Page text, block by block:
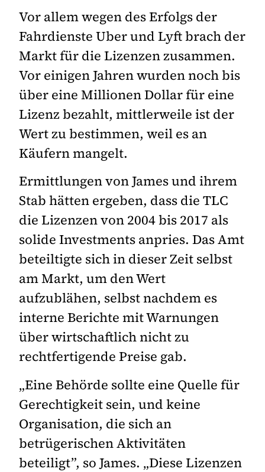
Vor allem wegen des Erfolgs der
Fahrdienste Uber und Lyft brach der
Markt für die Lizenzen zusammen.
Vor einigen Jahren wurden noch bis
über eine Millionen Dollar für eine
Lizenz bezahlt, mittlerweile ist der
Wert zu bestimmen, weil es an
Käufern mangelt.
Ermittlungen von James und ihrem
Stab hätten ergeben, dass die TLC
die Lizenzen von 2004 bis 2017 als
solide Investments anpries. Das Amt
beteiltigte sich in dieser Zeit selbst
am Markt, um den Wert
aufzublähen, selbst nachdem es
interne Berichte mit Warnungen
über wirtschaftlich nicht zu
rechtfertigende Preise gab.
„Eine Behörde sollte eine Quelle für
Gerechtigkeit sein, und keine
Organisation, die sich an
betrügerischen Aktivitäten
beteiligt”, so James. „Diese Lizenzen